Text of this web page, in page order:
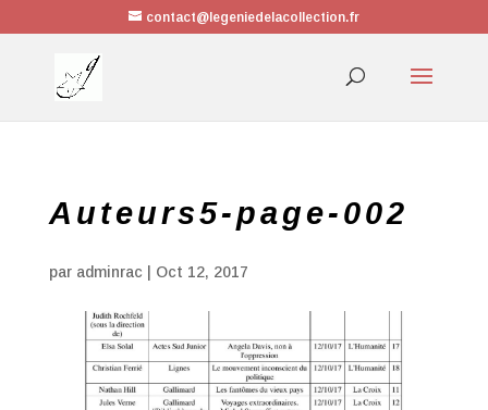
contact@legeniedelacollection.fr
Auteurs5-page-002
par adminrac Oct 12, 2017